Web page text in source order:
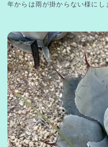
年からは雨が掛からない様にし